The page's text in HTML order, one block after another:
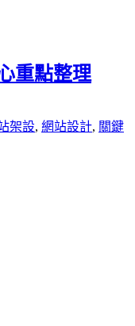
重點整理
架設, 網站設計, 關鍵